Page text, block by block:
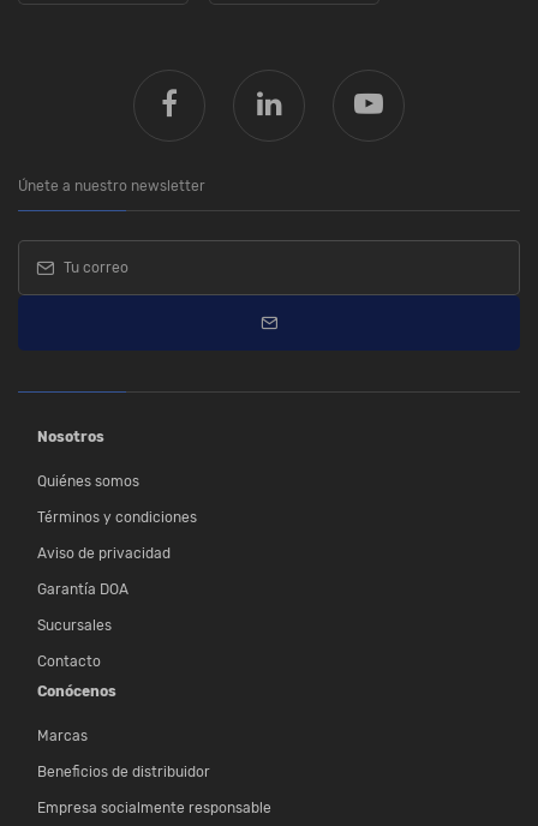
Únete a nuestro newsletter
Nosotros
Quiénes somos
Términos y condiciones
Aviso de privacidad
Garantía DOA
Sucursales
Contacto
Conócenos
Marcas
Beneficios de distribuidor
Empresa socialmente responsable